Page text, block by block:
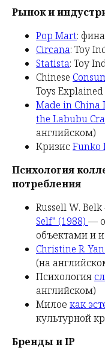
Рынок и
Pop Mart:
Circana: Toy
Statista: Toy
Chinese
Toys
Made in China
the Labubu
английском)
КризисFunko
Психология
потребления
Russell W.
Self" (1988) —
объектами и
Christine R.
(на
Психология
английском)
Милое как
культурной
Бренды и IP